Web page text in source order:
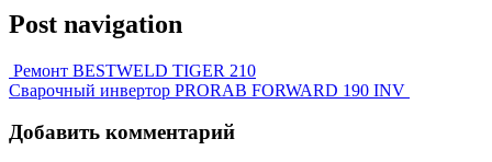
Post navigation
Ремонт BESTWELD TIGER 210
Сварочный инвертор PRORAB FORWARD 190 INV
Добавить комментарий